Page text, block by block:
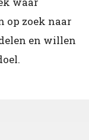
op zoek naar
en willen